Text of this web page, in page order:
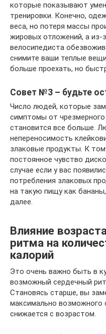
которые показывают
тренировки. Конечно,
веса, но потеря массы
жировых отложений, а из-
велосипедиста
снимите ваши теплые
больше проехать, но
Совет №3 – будьте
Число людей, которые
симптомы от чрезмерного
становится все больше.
непереносимость
злаковые продукты. К
постоянное чувство
случае если у вас
потребления злаковых
на такую пищу как
далее.
Влияние
ритма на
калорий
Это очень важно быть в
возможный сердечный
Становясь старше, вы
максимально возможного
снижается с возрастом.